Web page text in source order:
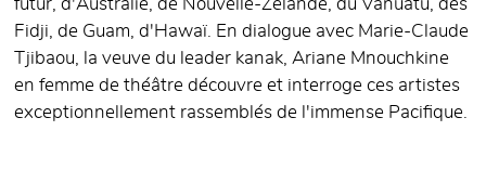
futur, d'Australie, de Nouvelle-Zélande, du Vanuatu, des
Fidji, de Guam, d'Hawaï. En dialogue avec Marie-Claude
Tjibaou, la veuve du leader kanak, Ariane Mnouchkine
en femme de théâtre découvre et interroge ces artistes
exceptionnellement rassemblés de l'immense Pacifique.